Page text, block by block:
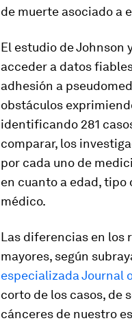
de muerte asociado a
El estudio de Johnson
acceder a datos
adhesión a
obstáculos
identificando 281
comparar, los
por cada uno de
en cuanto a edad, tipo
médico.
Las diferencias en los
mayores, según
especializadaJournal
corto de los casos, de
cánceres de nuestro